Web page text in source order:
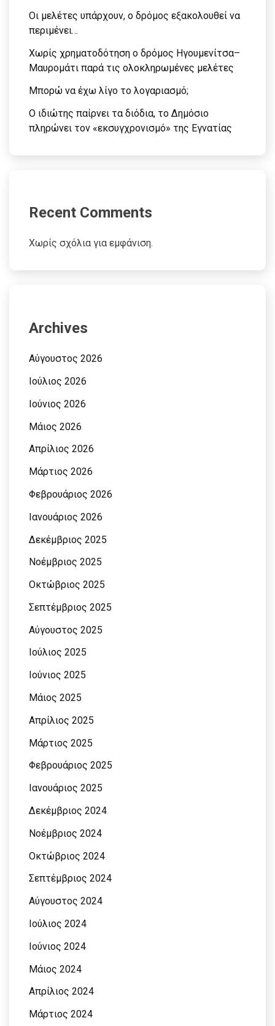
Οι μελέτες υπάρχουν, ο δρόμος εξακολουθεί να
περιμένει…
Χωρίς χρηματοδότηση ο δρόμος Ηγουμενίτσα–
Μαυρομάτι παρά τις ολοκληρωμένες μελέτες
Μπορώ να έχω λίγο το λογαριασμό;
Ο ιδιώτης παίρνει τα διόδια, το Δημόσιο
πληρώνει τον «εκσυγχρονισμό» της Εγνατίας
Recent Comments
Χωρίς σχόλια για εμφάνιση.
Archives
Αύγουστος 2026
Ιούλιος 2026
Ιούνιος 2026
Μάιος 2026
Απρίλιος 2026
Μάρτιος 2026
Φεβρουάριος 2026
Ιανουάριος 2026
Δεκέμβριος 2025
Νοέμβριος 2025
Οκτώβριος 2025
Σεπτέμβριος 2025
Αύγουστος 2025
Ιούλιος 2025
Ιούνιος 2025
Μάιος 2025
Απρίλιος 2025
Μάρτιος 2025
Φεβρουάριος 2025
Ιανουάριος 2025
Δεκέμβριος 2024
Νοέμβριος 2024
Οκτώβριος 2024
Σεπτέμβριος 2024
Αύγουστος 2024
Ιούλιος 2024
Ιούνιος 2024
Μάιος 2024
Απρίλιος 2024
Μάρτιος 2024